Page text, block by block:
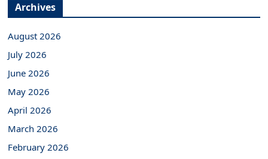
Archives
August 2026
July 2026
June 2026
May 2026
April 2026
March 2026
February 2026